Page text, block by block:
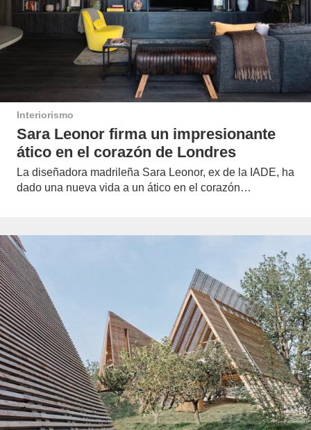
Interiorismo
Sara Leonor firma un impresionante
ático en el corazón de Londres
La diseñadora madrileña Sara Leonor, ex de la IADE, ha
dado una nueva vida a un ático en el corazón…